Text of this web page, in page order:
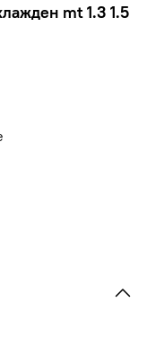
mt 1.3 1.5